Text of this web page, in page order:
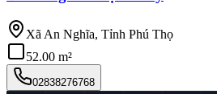
Xã An Nghĩa, Tỉnh Phú Thọ
52.00 m²
02838276768